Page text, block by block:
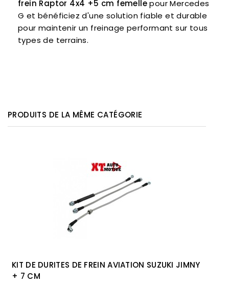
frein Raptor 4x4 +5 cm femellepour Mercedes
G et bénéficiez d'une solution fiable et durable
pour maintenir un freinage performant sur tous
types de terrains.
PRODUITS DE LA MÊME CATÉGORIE
KIT DE DURITES DE FREIN AVIATION SUZUKI JIMNY
+ 7 CM